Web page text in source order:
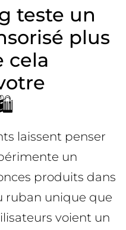
teste un
plus
cela
laissent penser
un
produits dans
ruban unique que
voient un